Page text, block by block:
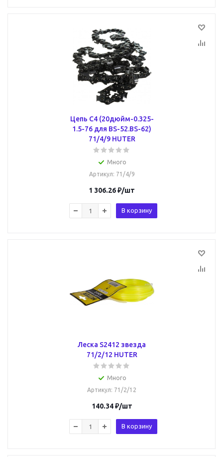
Цепь C4 (20дюйм-0.325-
1.5-76 для BS-52.BS-62)
71/4/9 HUTER
Много
Артикул: 71/4/9
1 306.26₽/шт
В корзину
Леска S2412 звезда
71/2/12 HUTER
Много
Артикул: 71/2/12
140.34₽/шт
В корзину